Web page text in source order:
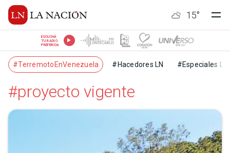
15°
ESCUCHÁ
TU RADIO
PREFERIDA
#TerremotoEnVenezuela #Hacedores LN #Especiales LN
#proyecto vigente